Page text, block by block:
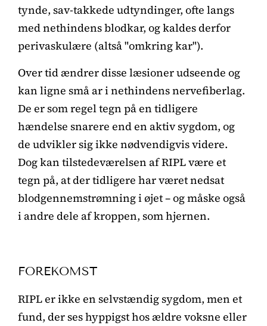
tynde, sav-takkede udtyndinger, ofte langs
med nethindens blodkar, og kaldes derfor
perivaskulære (altså "omkring kar").
Over tid ændrer disse læsioner udseende og
kan ligne små ar i nethindens nervefiberlag.
De er som regel tegn på en tidligere
hændelse snarere end en aktiv sygdom, og
de udvikler sig ikke nødvendigvis videre.
Dog kan tilstedeværelsen af RIPL være et
tegn på, at der tidligere har været nedsat
blodgennemstrømning i øjet – og måske også
i andre dele af kroppen, som hjernen.
FOREKOMST
RIPL er ikke en selvstændig sygdom, men et
fund, der ses hyppigst hos ældre voksne eller